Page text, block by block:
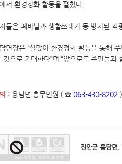
서 환경정화 활동을 펼쳤다.
들은 폐비닐과 생활쓰레기 등 방치된
면장은 “설맞이 환경정화 활동을 통해
것으로 기대한다”며 “앞으로도 주민들과
: 용담면 총무민원 ( ☎ 063-430-8202 )
진안군 용담면